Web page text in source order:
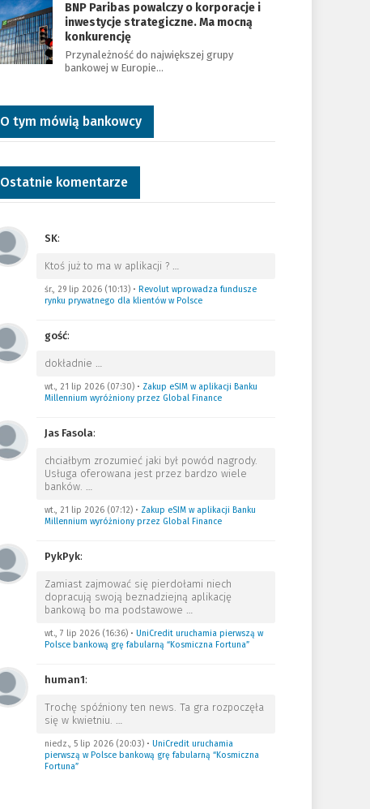
BNP Paribas powalczy o korporacje i
inwestycje strategiczne. Ma mocną
konkurencję
Przynależność do największej grupy
bankowej w Europie…
O tym mówią bankowcy
Ostatnie komentarze
SK:
Ktoś już to ma w aplikacji ? …
śr., 29 lip 2026 (10:13)• Revolut wprowadza fundusze
rynku prywatnego dla klientów w Polsce
gość:
dokładnie …
wt., 21 lip 2026 (07:30)• Zakup eSIM w aplikacji Banku
Millennium wyróżniony przez Global Finance
Jas Fasola:
chciałbym zrozumieć jaki był powód nagrody.
Usługa oferowana jest przez bardzo wiele
banków. …
wt., 21 lip 2026 (07:12)• Zakup eSIM w aplikacji Banku
Millennium wyróżniony przez Global Finance
PykPyk:
Zamiast zajmować się pierdołami niech
dopracują swoją beznadziejną aplikację
bankową bo ma podstawowe …
wt., 7 lip 2026 (16:36)• UniCredit uruchamia pierwszą w
Polsce bankową grę fabularną “Kosmiczna Fortuna”
human1:
Trochę spóźniony ten news. Ta gra rozpoczęła
się w kwietniu. …
niedz., 5 lip 2026 (20:03)• UniCredit uruchamia
pierwszą w Polsce bankową grę fabularną “Kosmiczna
Fortuna”